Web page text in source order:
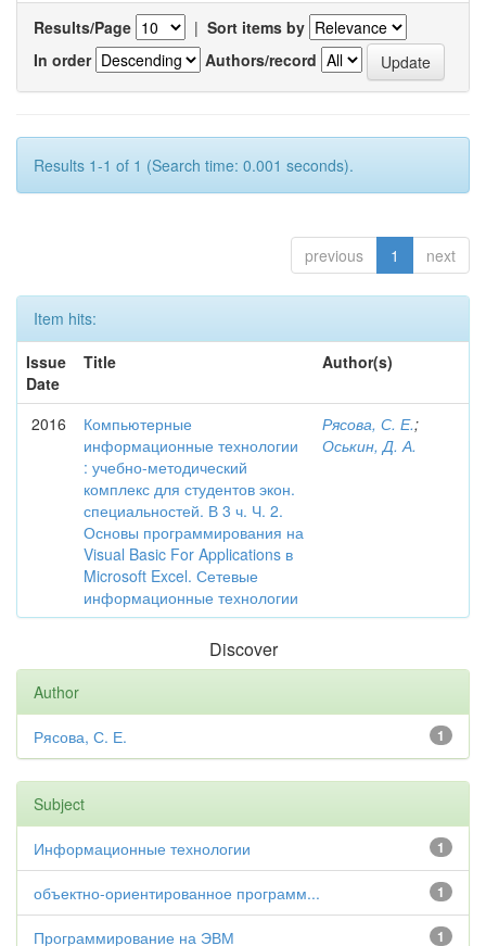
Results/Page | Sort items by
In order
Authors/record
Results 1-1 of 1 (Search time: 0.001 seconds).
previous 1 next
Item hits:
Issue
Date
Title Author(s)
2016
Компьютерные
информационные технологии
: учебно-методический
комплекс для студентов экон.
специальностей. В 3 ч. Ч. 2.
Основы программирования на
Visual Basic For Applications в
Microsoft Excel. Сетевые
информационные технологии
Рясова, С. Е.;
Оськин, Д. А.
Discover
Author
1
Рясова, С. Е.
Subject
1
Информационные технологии
1
объектно-ориентированное программ...
1
Программирование на ЭВМ